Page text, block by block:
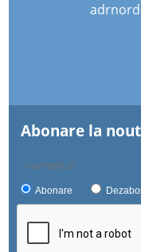
Abonare la
Abonare